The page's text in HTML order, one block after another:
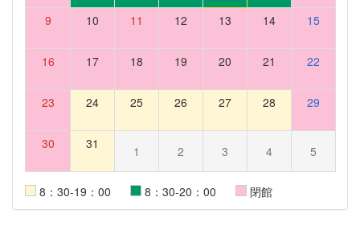
9 10 11 12 13 14 15
16 17 18 19 20 21 22
23 24 25 26 27 28 29
30 31 1 2 3 4 5
8：30-19：00 8：30-20：00 閉館